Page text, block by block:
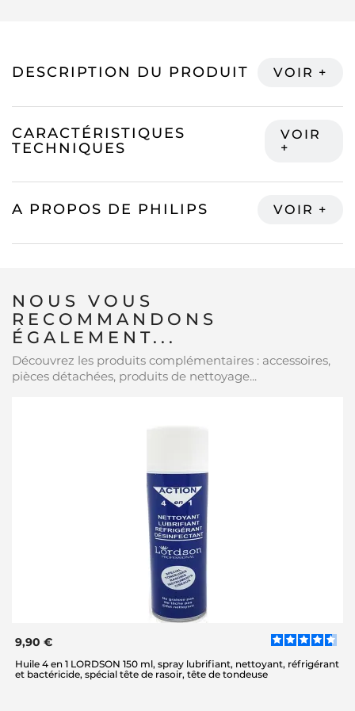
DESCRIPTION DU PRODUIT
CARACTÉRISTIQUES
TECHNIQUES
A PROPOS DE PHILIPS
NOUS VOUS
RECOMMANDONS
ÉGALEMENT...
Découvrez les produits complémentaires : accessoires,
pièces détachées, produits de nettoyage...
9,90 €
Huile 4 en 1 LORDSON 150 ml, spray lubrifiant, nettoyant, réfrigérant
et bactéricide, spécial tête de rasoir, tête de tondeuse